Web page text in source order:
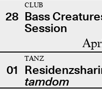
28
CLUB
Bass
Session
01
TANZ
tamdom